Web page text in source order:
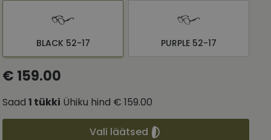
BLACK 52-17 PURPLE 52-17
€ 159.00
Saad 1 tükki Ühiku hind € 159.00
Vali läätsed